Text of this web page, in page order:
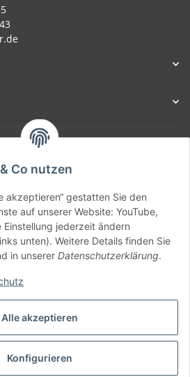
Alle akzeptieren
Konfigurieren
Co nutzen
akzeptieren“ gestatten Sie den
auf unserer Website: YouTube,
Einstellung jederzeit ändern
unten). Weitere Details finden Sie
in unserer Datenschutzerklärung.
Worldwide. ( B2B Shop )
widerrufen
USt., zzgl.Versand
© voltmaster.de
Powered byJTL-Shop